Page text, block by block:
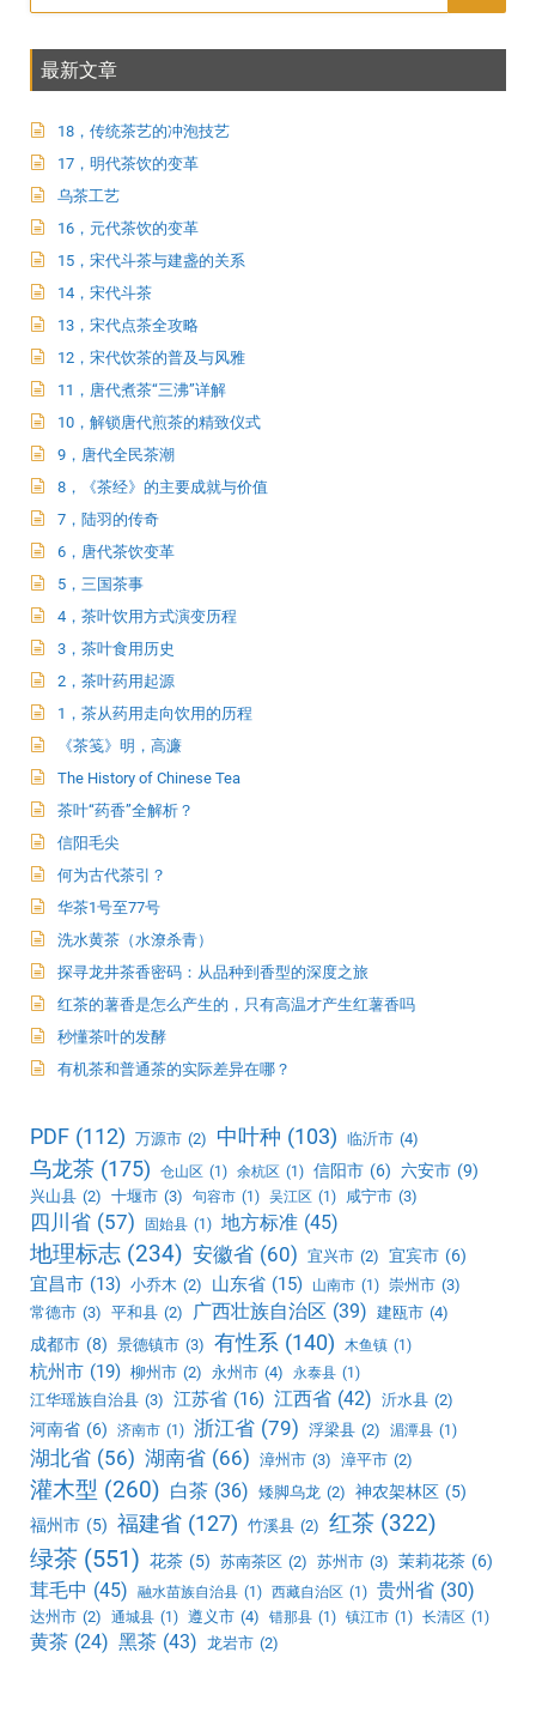
最新文章
18，传统茶艺的冲泡技艺
17，明代茶饮的变革
乌茶工艺
16，元代茶饮的变革
15，宋代斗茶与建盏的关系
14，宋代斗茶
13，宋代点茶全攻略
12，宋代饮茶的普及与风雅
11，唐代煮茶“三沸”详解
10，解锁唐代煎茶的精致仪式
9，唐代全民茶潮
8，《茶经》的主要成就与价值
7，陆羽的传奇
6，唐代茶饮变革
5，三国茶事
4，茶叶饮用方式演变历程
3，茶叶食用历史
2，茶叶药用起源
1，茶从药用走向饮用的历程
《茶笺》明，高濂
The History of Chinese Tea
茶叶“药香”全解析？
信阳毛尖
何为古代茶引？
华茶1号至77号
洗水黄茶（水潦杀青）
探寻龙井茶香密码：从品种到香型的深度之旅
红茶的薯香是怎么产生的，只有高温才产生红薯香吗
秒懂茶叶的发酵
有机茶和普通茶的实际差异在哪？
PDF (112) 万源市 (2) 中叶种 (103) 临沂市 (4)
乌龙茶 (175) 仓山区 (1) 余杭区 (1) 信阳市 (6) 六安市 (9)
兴山县 (2) 十堰市 (3) 句容市 (1) 吴江区 (1) 咸宁市 (3)
四川省 (57) 固始县 (1) 地方标准 (45)
地理标志 (234) 安徽省 (60) 宜兴市 (2) 宜宾市 (6)
宜昌市 (13) 小乔木 (2) 山东省 (15) 山南市 (1) 崇州市 (3)
常德市 (3) 平和县 (2) 广西壮族自治区 (39) 建瓯市 (4)
成都市 (8) 景德镇市 (3) 有性系 (140) 木鱼镇 (1)
杭州市 (19) 柳州市 (2) 永州市 (4) 永泰县 (1)
江华瑶族自治县 (3) 江苏省 (16) 江西省 (42) 沂水县 (2)
河南省 (6) 济南市 (1) 浙江省 (79) 浮梁县 (2) 湄潭县 (1)
湖北省 (56) 湖南省 (66) 漳州市 (3) 漳平市 (2)
灌木型 (260) 白茶 (36) 矮脚乌龙 (2) 神农架林区 (5)
福州市 (5) 福建省 (127) 竹溪县 (2) 红茶 (322)
绿茶 (551) 花茶 (5) 苏南茶区 (2) 苏州市 (3) 茉莉花茶 (6)
茸毛中 (45) 融水苗族自治县 (1) 西藏自治区 (1) 贵州省 (30)
达州市 (2) 通城县 (1) 遵义市 (4) 错那县 (1) 镇江市 (1) 长清区 (1)
黄茶 (24) 黑茶 (43) 龙岩市 (2)